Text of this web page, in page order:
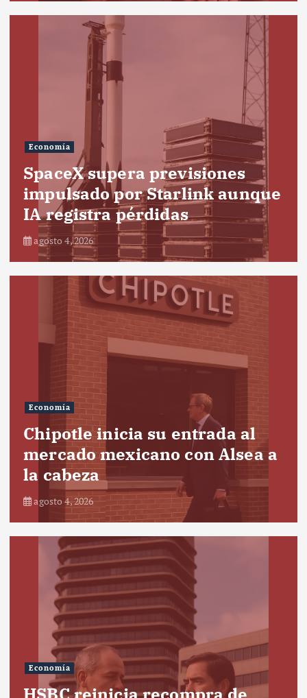
Economía
SpaceX supera previsiones
impulsado por Starlink aunque
IA registra pérdidas
agosto 4, 2026
Economía
Chipotle inicia su entrada al
mercado mexicano con Alsea a
la cabeza
agosto 4, 2026
Economía
HSBC reinicia recompra de